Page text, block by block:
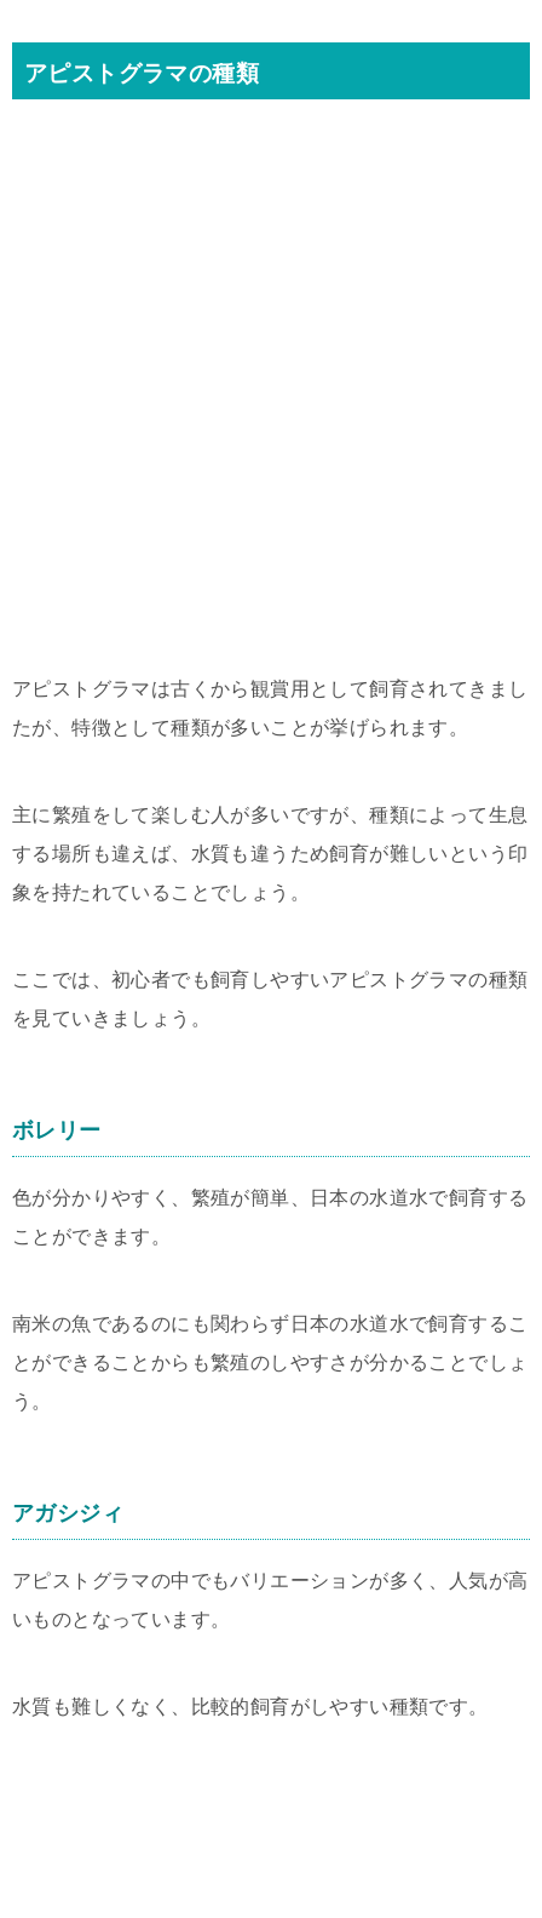
アピストグラマの種類
アピストグラマは古くから観賞用として飼育されてきまし
たが、特徴として種類が多いことが挙げられます。
主に繁殖をして楽しむ人が多いですが、種類によって生息
する場所も違えば、水質も違うため飼育が難しいという印
象を持たれていることでしょう。
ここでは、初心者でも飼育しやすいアピストグラマの種類
を見ていきましょう。
ボレリー
色が分かりやすく、繁殖が簡単、日本の水道水で飼育する
ことができます。
南米の魚であるのにも関わらず日本の水道水で飼育するこ
とができることからも繁殖のしやすさが分かることでしょ
う。
アガシジィ
アピストグラマの中でもバリエーションが多く、人気が高
いものとなっています。
水質も難しくなく、比較的飼育がしやすい種類です。